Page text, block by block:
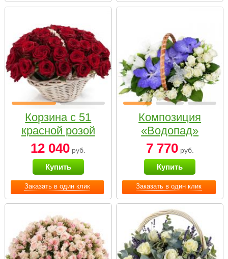
Заказать в один клик
Корзина с 51
красной розой
12 040 руб.
Купить
Заказать в один клик
Композиция
«Водопад»
7 770руб.
Купить